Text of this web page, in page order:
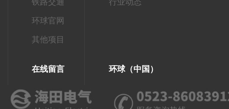
环球官网
其他项目
在线留言 环球（中国）